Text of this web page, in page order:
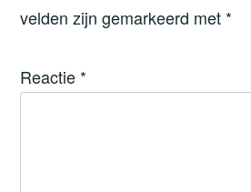
velden zijn gemarkeerd met *
Reactie *